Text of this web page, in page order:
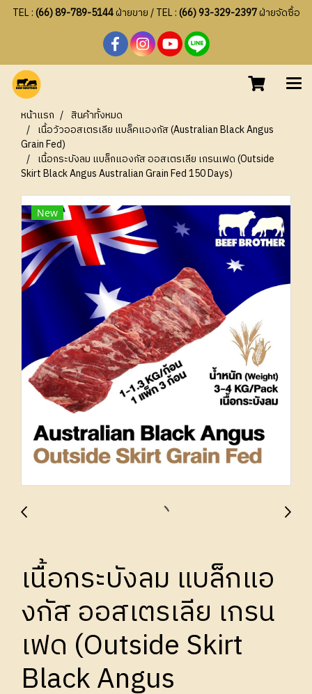
TEL :(66) 89-789-5144ฝ่ายขาย / TEL :(66) 93-329-2397ฝ่ายจัดซื้อ
หน้าแรก
สินค้าทั้งหมด
เนื้อวัวออสเตรเลีย แบล็คแองกัส (Australian Black Angus
Grain Fed)
เนื้อกระบังลม แบล็กแองกัส ออสเตรเลีย เกรนเฟด (Outside
Skirt Black Angus Australian Grain Fed 150 Days)
New
เนื้อกระบังลม แบล็กแอ
งกัส ออสเตรเลีย เกรน
เฟด (Outside Skirt
Black Angus